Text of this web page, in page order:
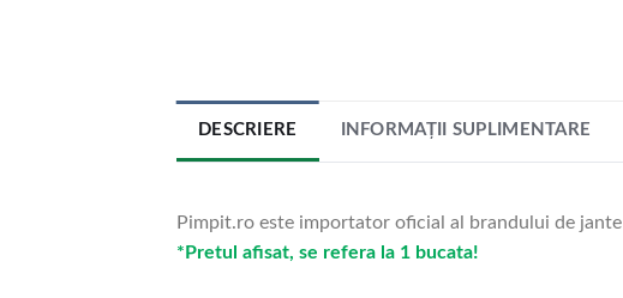
DESCRIERE INFORMAȚII SUPLIMENTARE
Pimpit.ro este importator oficial al brandului de jante
*Pretul afisat, se refera la 1 bucata!